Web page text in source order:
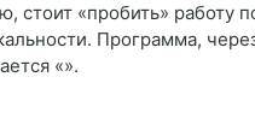
стоит «пробить» работу
Программа,
«».